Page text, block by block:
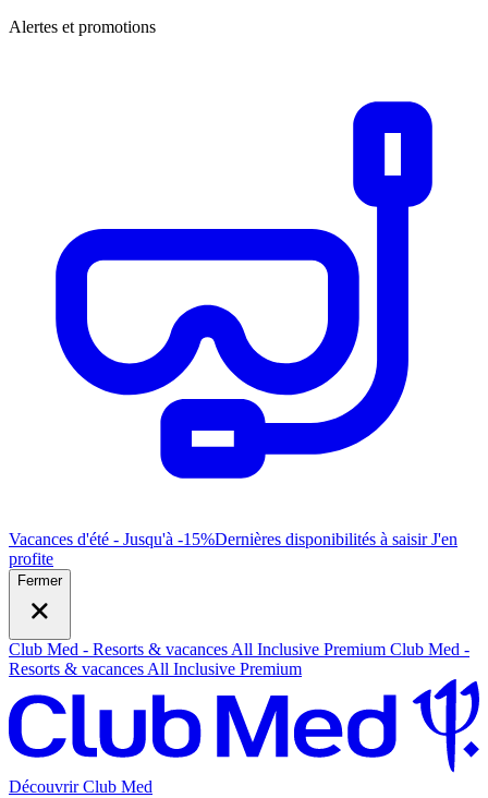
Alertes et promotions
Vacances d'été - Jusqu'à -15%Dernières disponibilités à saisirJ'en
profite
Fermer
Club Med - Resorts & vacances All Inclusive Premium Club Med -
Resorts & vacances All Inclusive Premium
Découvrir Club Med